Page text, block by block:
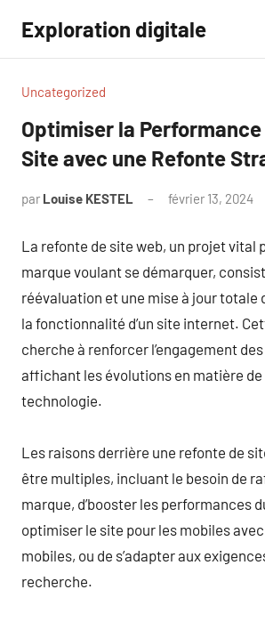
contenu
Exploration digitale
Uncategorized
Optimiser la
Site avec une Refonte
par Louise KESTEL février 13, 2024
La refonte de site web, un projet vital
marque voulant se démarquer,
réévaluation et une mise à jour totale
la fonctionnalité d’un site internet.
cherche à renforcer l’engagement
affichant les évolutions en matière de
technologie.
Les raisons derrière une refonte de
être multiples, incluant le besoin de
marque, d’booster les performances
optimiser le site pour les mobiles
mobiles, ou de s’adapter aux
recherche.